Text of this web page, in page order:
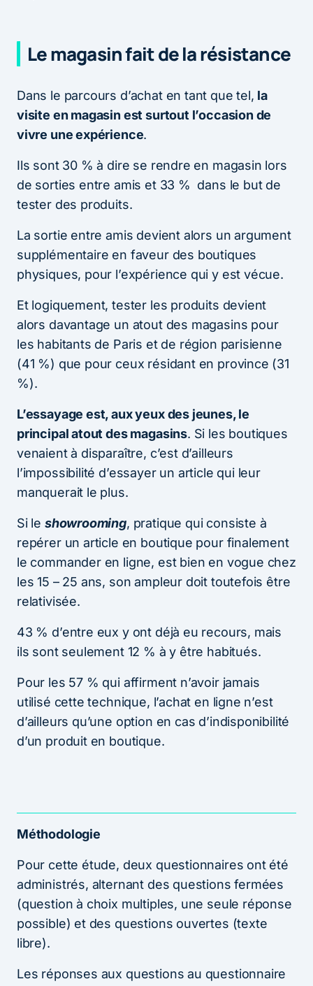
Le magasin fait de la résistance
Dans le parcours d’achat en tant que tel, la
visite en magasin est surtout l’occasion de
vivre une expérience.
Ils sont 30 % à dire se rendre en magasin lors
de sorties entre amis et 33 % dans le but de
tester des produits.
La sortie entre amis devient alors un argument
supplémentaire en faveur des boutiques
physiques, pour l’expérience qui y est vécue.
Et logiquement, tester les produits devient
alors davantage un atout des magasins pour
les habitants de Paris et de région parisienne
(41 %) que pour ceux résidant en province (31
%).
L’essayage est, aux yeux des jeunes, le
principal atout des magasins. Si les boutiques
venaient à disparaître, c’est d’ailleurs
l’impossibilité d’essayer un article qui leur
manquerait le plus.
Si le showrooming, pratique qui consiste à
repérer un article en boutique pour finalement
le commander en ligne, est bien en vogue chez
les 15 – 25 ans, son ampleur doit toutefois être
relativisée.
43 % d’entre eux y ont déjà eu recours, mais
ils sont seulement 12 % à y être habitués.
Pour les 57 % qui affirment n’avoir jamais
utilisé cette technique, l’achat en ligne n’est
d’ailleurs qu’une option en cas d’indisponibilité
d’un produit en boutique.
Méthodologie
Pour cette étude, deux questionnaires ont été
administrés, alternant des questions fermées
(question à choix multiples, une seule réponse
possible) et des questions ouvertes (texte
libre).
Les réponses aux questions au questionnaire